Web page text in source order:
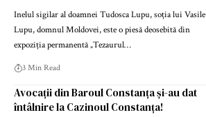
Inelul sigilar al doamnei Tudosca Lupu, soția lui Vasile
Lupu, domnul Moldovei, este o piesă deosebită din
expoziția permanentă „Tezaurul…
3 Min Read
Avocații din Baroul Constanța și-au dat
întâlnire la Cazinoul Constanța!